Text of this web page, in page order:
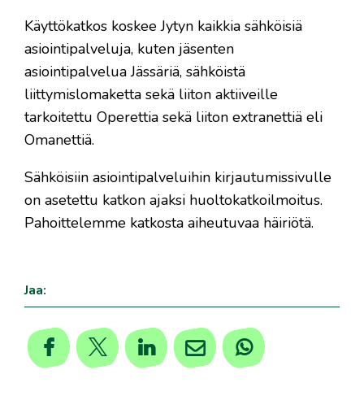
Käyttökatkos koskee Jytyn kaikkia sähköisiä
asiointipalveluja, kuten jäsenten
asiointipalvelua Jässäriä, sähköistä
liittymislomaketta sekä liiton aktiiveille
tarkoitettu Operettia sekä liiton extranettiä eli
Omanettiä.
Sähköisiin asiointipalveluihin kirjautumissivulle
on asetettu katkon ajaksi huoltokatkoilmoitus.
Pahoittelemme katkosta aiheutuvaa häiriötä.
Jaa: